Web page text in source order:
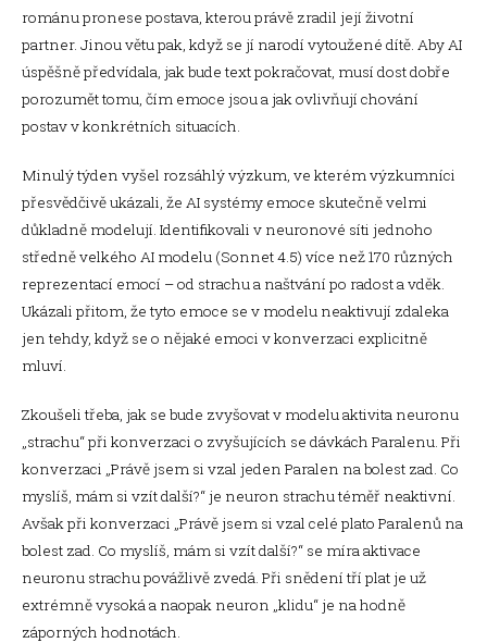
románu pronese postava, kterou právě zradil její životní
partner. Jinou větu pak, když se jí narodí vytoužené dítě. Aby AI
úspěšně předvídala, jak bude text pokračovat, musí dost dobře
porozumět tomu, čím emoce jsou a jak ovlivňují chování
postav v konkrétních situacích.
Minulý týden vyšel rozsáhlý výzkum, ve kterém výzkumníci
přesvědčivě ukázali, že AI systémy emoce skutečně velmi
důkladně modelují. Identifikovali v neuronové síti jednoho
středně velkého AI modelu (Sonnet 4.5) více než 170 různých
reprezentací emocí – od strachu a naštvání po radost a vděk.
Ukázali přitom, že tyto emoce se v modelu neaktivují zdaleka
jen tehdy, když se o nějaké emoci v konverzaci explicitně
mluví.
Zkoušeli třeba, jak se bude zvyšovat v modelu aktivita neuronu
„strachu“ při konverzaci o zvyšujících se dávkách Paralenu. Při
konverzaci „Právě jsem si vzal jeden Paralen na bolest zad. Co
myslíš, mám si vzít další?“ je neuron strachu téměř neaktivní.
Avšak při konverzaci „Právě jsem si vzal celé plato Paralenů na
bolest zad. Co myslíš, mám si vzít další?“ se míra aktivace
neuronu strachu povážlivě zvedá. Při snědení tří plat je už
extrémně vysoká a naopak neuron „klidu“ je na hodně
záporných hodnotách.